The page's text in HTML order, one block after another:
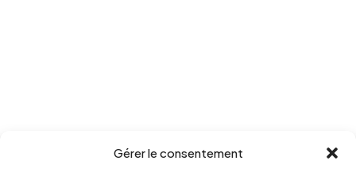
Gérer le consentement